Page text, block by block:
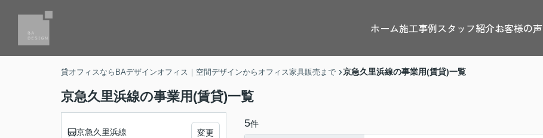
ホーム施工事例スタッフ紹介お客様の声
貸オフィスならBAデザインオフィス｜空間デザインからオフィス家具販売まで 京急久里浜線の事業用(賃貸)一覧
京急久里浜線の事業用(賃貸)一覧
5件
京急久里浜線 変更